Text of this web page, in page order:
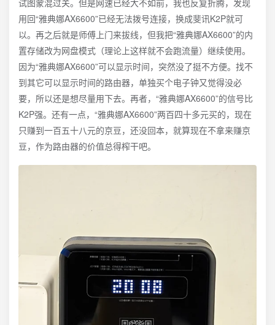
试图蒙混过关。但是网速已经大不如前，我也反复折腾，发现
用回“雅典娜AX6600”已经无法拨号连接，换成斐讯K2P就可
以。再之后就是师傅上门来拔线，但我把“雅典娜AX6600”的内
置存储改为网盘模式（理论上这样就不会跑流量）继续使用。
因为“雅典娜AX6600”可以显示时间，突然没了挺不方便。找不
到其它可以显示时间的路由器，单独买个电子钟又觉得没必
要，所以还是想尽量用下去。再者，“雅典娜AX6600”的信号比
K2P强。还有一点，“雅典娜AX6600”两百四十多元买的，现在
只赚到一百五十八元的京豆，还没回本，就算现在不拿来赚京
豆，作为路由器的价值总得榨干吧。